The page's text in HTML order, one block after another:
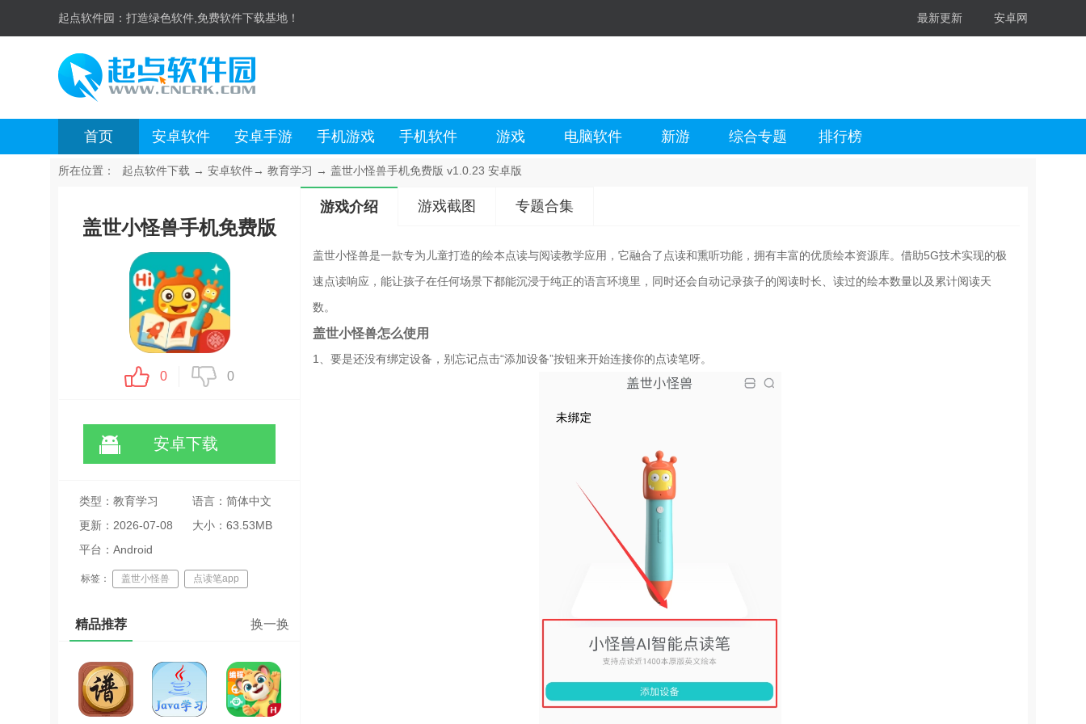
起点软件园： 打造绿色软件,免费软件下载基地！ 最新更新 安卓网
首页 安卓软件 安卓手游 手机游戏 手机软件 游戏 电脑软件 新游 综合专题 排行榜
所在位置： 起点软件下载 → 安卓软件→ 教育学习 → 盖世小怪兽手机免费版 v1.0.23 安卓版
盖世小怪兽手机免费版
0 0
安卓下载
类型：教育学习
语言：简体中文
更新：2026-07-08
20:36:14
大小：63.53MB
平台：Android
标签： 盖世小怪兽 点读笔app
精品推荐 换一换
游戏介绍 游戏截图 专题合集
盖世小怪兽是一款专为儿童打造的绘本点读与阅读教学应用，它融合了点读和熏听功能，拥有丰富的优质绘本资源库。借助5G技术实现的极
速点读响应，能让孩子在任何场景下都能沉浸于纯正的语言环境里，同时还会自动记录孩子的阅读时长、读过的绘本数量以及累计阅读天
数。
盖世小怪兽怎么使用
1、要是还没有绑定设备，别忘记点击“添加设备”按钮来开始连接你的点读笔呀。